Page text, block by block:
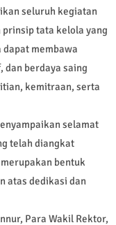
seluruh kegiatan
tata kelola yang
dapat membawa
dan berdaya saing
kemitraan, serta
selamat
telah diangkat
bentuk
atas dedikasi dan
Para Wakil Rektor,